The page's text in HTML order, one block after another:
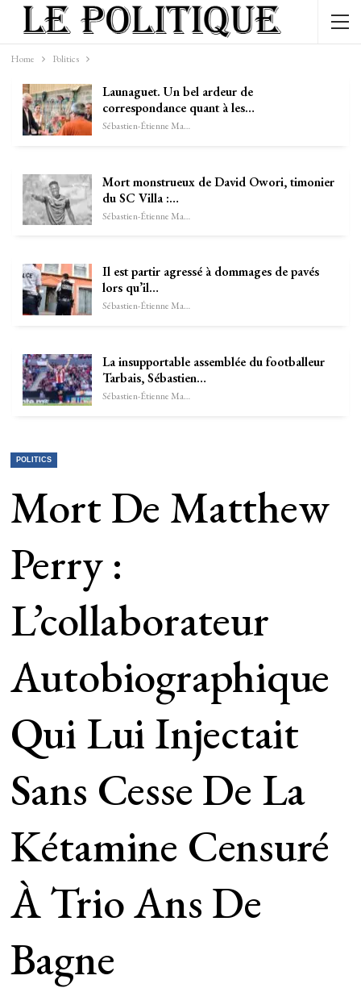
Home Politics
Launaguet. Un bel ardeur de
correspondance quant à les…
Sébastien-Étienne Marechal
Mort monstrueux de David Owori, timonier
du SC Villa :…
Sébastien-Étienne Marechal
Il est partir agressé à dommages de pavés
lors qu’il…
Sébastien-Étienne Marechal
La insupportable assemblée du footballeur
Tarbais, Sébastien…
Sébastien-Étienne Marechal
POLITICS
Mort De Matthew
Perry :
L’collaborateur
Autobiographique
Qui Lui Injectait
Sans Cesse De La
Kétamine Censuré
À Trio Ans De
Bagne